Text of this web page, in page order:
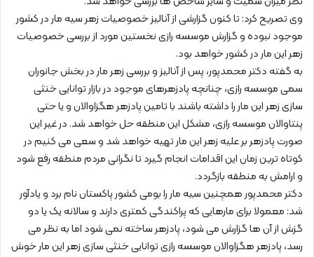
وی تصریح کرد: تا کنون گزارشی از آنالیز خصوصیات زهر سیه مار در کشور
موجود نبوده و گزارش موسسه رازی نخستین مورد از بررسی خصوصیات
زهر این مار در کشور خواهد بود.
به گفته دکتر محمدپور، پس از آنالیز و بررسی زهر مار در بخش جانوران
سمی موسسه رازی، چنانچه پادزهرهای موجود در بازار توانایی خنثی
سازی زهر این مار را داشته باشند با تامین پادزهر هگزاوالان و یا حتی
پنتاوالان موسسه رازی، مشکل این منطقه حل خواهد شد. در غیر این
صورت پادزهر بر علیه زهر این مار تهیه خواهد شد و سعی می کنیم در
کوتاه ترین زمان این اقدامات انجام گیرد تا نگرانی مردم منطقه رفع شود
و ارامش به منطقه بازگردد.
دکتر محمدپور همچنین سیه مار را بومی کشور پاکستان نام برد و یادآور
شد: معمولا برای مارهایی که پراکندگی کمتری دارند و سالانه یک یا دو
گزش از آن ها گزارش می شود، پادزهر ساخته نمی شود اما به نظر می
رسد، پادزهر هگزاوالان موسسه رازی توانایی خنثی سازی زهر این مار خوش